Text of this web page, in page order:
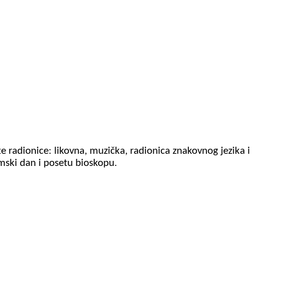
likovna, muzička, radionica znakovnog jezika i
dan i posetu bioskopu.